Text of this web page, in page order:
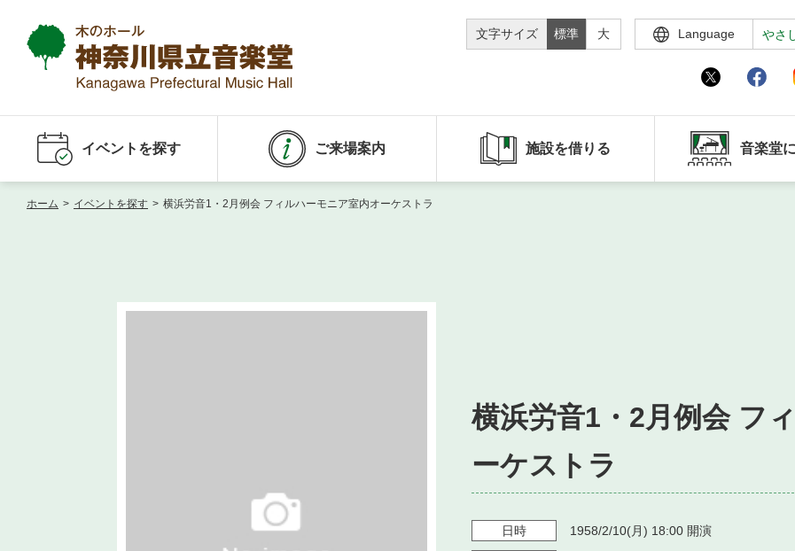
文字サイズ 標準 大 Language やさ
イベントを探す ご来場案内 施設を借りる 音楽堂
ホーム > イベントを探す > 横浜労音1・2月例会 フィルハーモニア室内オーケストラ
横浜労音1・2月例会 フ
ーケストラ
日時 1958/2/10(月) 18:00 開演